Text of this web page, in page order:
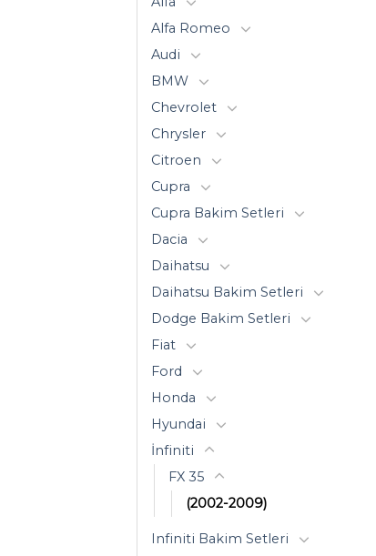
Alfa Romeo
Audi
BMW
Chevrolet
Chrysler
Citroen
Cupra
Cupra Bakim Setleri
Dacia
Daihatsu
Daihatsu Bakim Setleri
Dodge Bakim Setleri
Fiat
Ford
Honda
Hyundai
İnfiniti
FX 35
(2002-2009)
Infiniti Bakim Setleri